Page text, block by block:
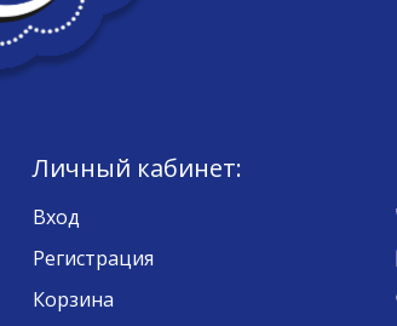
Личный кабинет:
Вход
Регистрация
Корзина